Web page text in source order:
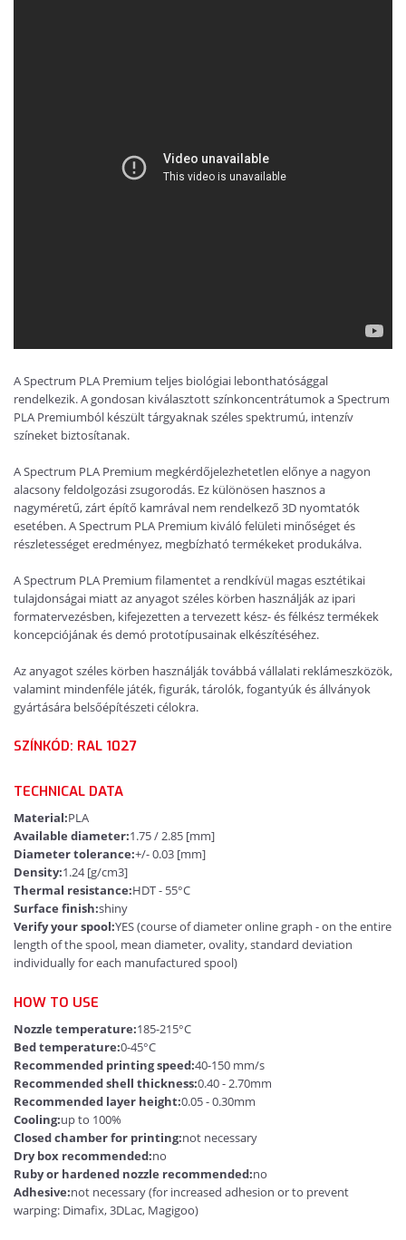
A Spectrum PLA Premium teljes biológiai lebonthatósággal
rendelkezik. A gondosan kiválasztott színkoncentrátumok a Spectrum
PLA Premiumból készült tárgyaknak széles spektrumú, intenzív
színeket biztosítanak.
A Spectrum PLA Premium megkérdőjelezhetetlen előnye a nagyon
alacsony feldolgozási zsugorodás. Ez különösen hasznos a
nagyméretű, zárt építő kamrával nem rendelkező 3D nyomtatók
esetében. A Spectrum PLA Premium kiváló felületi minőséget és
részletességet eredményez, megbízható termékeket produkálva.
A Spectrum PLA Premium filamentet a rendkívül magas esztétikai
tulajdonságai miatt az anyagot széles körben használják az ipari
formatervezésben, kifejezetten a tervezett kész- és félkész termékek
koncepciójának és demó prototípusainak elkészítéséhez.
Az anyagot széles körben használják továbbá vállalati reklámeszközök,
valamint mindenféle játék, figurák, tárolók, fogantyúk és állványok
gyártására belsőépítészeti célokra.
SZÍNKÓD: RAL 1027
TECHNICAL DATA
Material:PLA
Available diameter:1.75 / 2.85 [mm]
Diameter tolerance:+/- 0.03 [mm]
Density:1.24 [g/cm3]
Thermal resistance:HDT - 55°C
Surface finish:shiny
Verify your spool:YES (course of diameter online graph - on the entire
length of the spool, mean diameter, ovality, standard deviation
individually for each manufactured spool)
HOW TO USE
Nozzle temperature:185-215°C
Bed temperature:0-45°C
Recommended printing speed:40-150 mm/s
Recommended shell thickness:0.40 - 2.70mm
Recommended layer height:0.05 - 0.30mm
Cooling:up to 100%
Closed chamber for printing:not necessary
Dry box recommended:no
Ruby or hardened nozzle recommended:no
Adhesive:not necessary (for increased adhesion or to prevent
warping: Dimafix, 3DLac, Magigoo)